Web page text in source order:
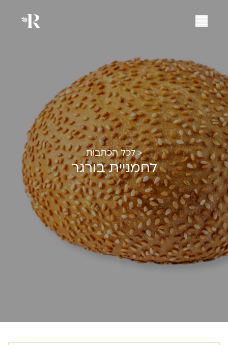
< לכל הכתבות
לחמניית בורגר